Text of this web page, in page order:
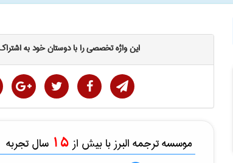
این واژه تخصصی را با دوستان خود به
موسسه ترجمه البرز با بیش از 15 سال تجربه